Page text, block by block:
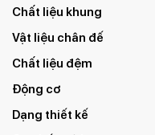
Chất liệu khung
Vật liệu chân đế
Chất liệu đệm
Động cơ
Dạng thiết kế